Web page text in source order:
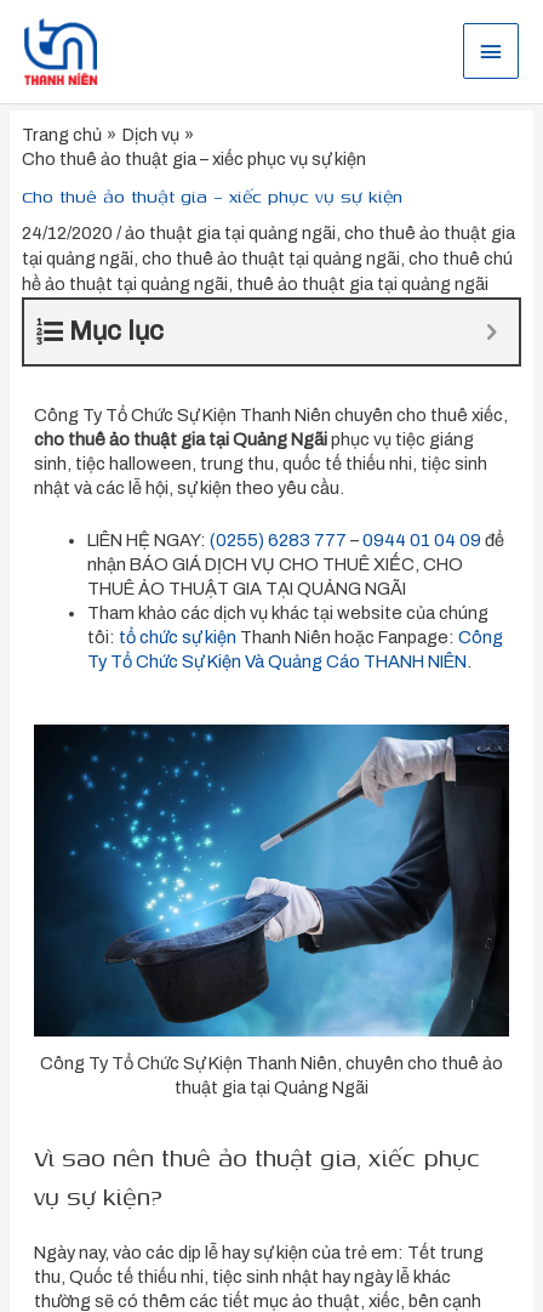
dung
Menu
Trang chủ
Dịch vụ
Cho thuê ảo thuật gia – xiếc phục vụ sự kiện
Cho thuê ảo thuật gia – xiếc phục vụ sự kiện
24/12/2020 /ảo thuật gia tại quảng ngãi cho thuê ảo thuật gia
tại quảng ngãi cho thuê ảo thuật tại quảng ngãi cho thuê chú
hề ảo thuật tại quảng ngãi thuê ảo thuật gia tại quảng ngãi
Mục lục
Công Ty Tổ Chức Sự Kiện Thanh Niên chuyên cho thuê xiếc,
cho thuê ảo thuật gia tại Quảng Ngãiphục vụ tiệc giáng
sinh, tiệc halloween, trung thu, quốc tế thiếu nhi, tiệc sinh
nhật và các lễ hội, sự kiện theo yêu cầu.
LIÊN HỆ NGAY: (0255) 6283 777 –0944 01 04 09 để
nhận BÁO GIÁ DỊCH VỤ CHO THUÊ XIẾC, CHO
THUÊ ẢO THUẬT GIA TẠI QUẢNG NGÃI
Tham khảo các dịch vụ khác tại website của chúng
tôi: tổ chức sự kiện Thanh Niên hoặc Fanpage: Công
Ty Tổ Chức Sự Kiện Và Quảng Cáo THANH NIÊN.
Công Ty Tổ Chức Sự Kiện Thanh Niên, chuyên cho thuê ảo
thuật gia tại Quảng Ngãi
Vì sao nên thuê ảo thuật gia, xiếc phục
vụ sự kiện?
Ngày nay, vào các dịp lễ hay sự kiện của trẻ em: Tết trung
thu, Quốc tế thiếu nhi, tiệc sinh nhật hay ngày lễ khác
thường sẽ có thêm các tiết mục ảo thuật, xiếc, bên cạnh